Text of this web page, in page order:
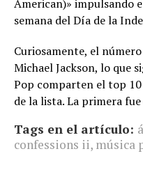
American)» impulsando
semana del Día de la
Curiosamente, el
Michael Jackson, lo que
Pop comparten el top
de la lista. La primera
Tags en el artículo:
confessions ii, música